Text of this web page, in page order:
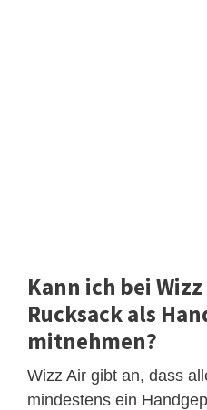
Kann ich bei
Rucksack als
mitnehmen?
Wizz Air gibt an, dass
mindestens ein